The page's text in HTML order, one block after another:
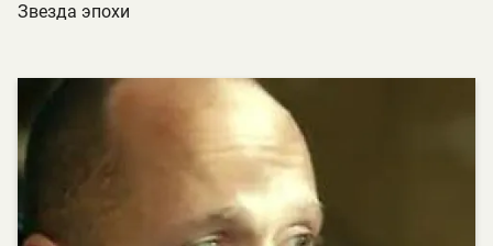
Звезда эпохи